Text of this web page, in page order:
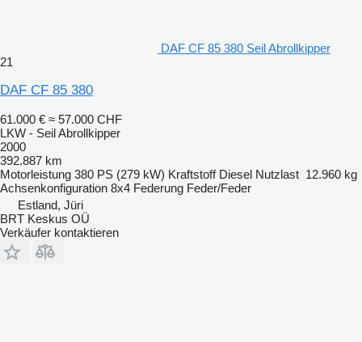
DAF CF 85 380 Seil Abrollkipper
21
DAF CF 85 380
61.000 € ≈ 57.000 CHF
LKW - Seil Abrollkipper
2000
392.887 km
Motorleistung 380 PS (279 kW) Kraftstoff Diesel Nutzlast 12.960 kg
Achsenkonfiguration 8x4 Federung Feder/Feder
Estland, Jüri
BRT Keskus OÜ
Verkäufer kontaktieren